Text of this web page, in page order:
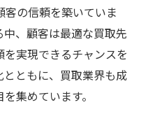
の信頼を築いていま
、顧客は最適な買取先
実現できるチャンスを
ともに、買取業界も成
集めています。